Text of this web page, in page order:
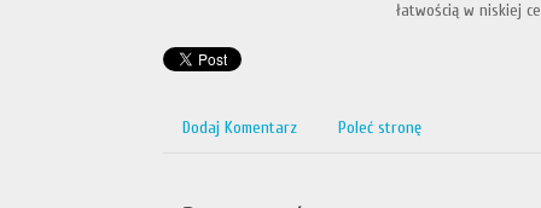
łatwością w niskiej
Dodaj Komentarz Poleć stronę